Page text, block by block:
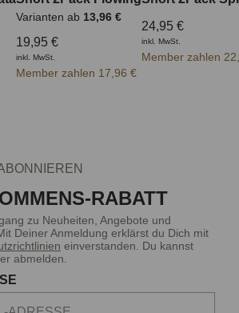
Varianten ab 13,96 €
19,95 €
inkl. MwSt.
Member zahlen 17,96 €
24,95 €
inkl. MwSt.
Member zahlen
RABATT
zu Neuheiten, Angebote und
Deiner Anmeldung erklärst du Dich mit
einverstanden. Du kannst
abmelden.